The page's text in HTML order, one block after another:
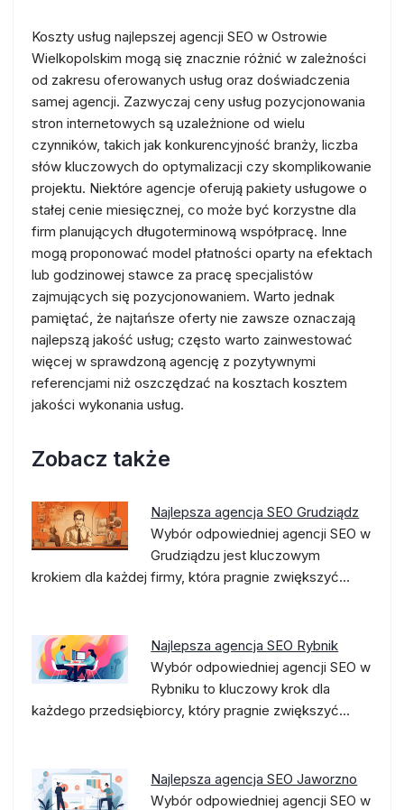
Koszty usług najlepszej agencji SEO w Ostrowie
Wielkopolskim mogą się znacznie różnić w zależności
od zakresu oferowanych usług oraz doświadczenia
samej agencji. Zazwyczaj ceny usług pozycjonowania
stron internetowych są uzależnione od wielu
czynników, takich jak konkurencyjność branży, liczba
słów kluczowych do optymalizacji czy skomplikowanie
projektu. Niektóre agencje oferują pakiety usługowe o
stałej cenie miesięcznej, co może być korzystne dla
firm planujących długoterminową współpracę. Inne
mogą proponować model płatności oparty na efektach
lub godzinowej stawce za pracę specjalistów
zajmujących się pozycjonowaniem. Warto jednak
pamiętać, że najtańsze oferty nie zawsze oznaczają
najlepszą jakość usług; często warto zainwestować
więcej w sprawdzoną agencję z pozytywnymi
referencjami niż oszczędzać na kosztach kosztem
jakości wykonania usług.
Zobacz także
Najlepsza agencja SEO Grudziądz
Wybór odpowiedniej agencji SEO w
Grudziądzu jest kluczowym
krokiem dla każdej firmy, która pragnie zwiększyć…
Najlepsza agencja SEO Rybnik
Wybór odpowiedniej agencji SEO w
Rybniku to kluczowy krok dla
każdego przedsiębiorcy, który pragnie zwiększyć…
Najlepsza agencja SEO Jaworzno
Wybór odpowiedniej agencji SEO w